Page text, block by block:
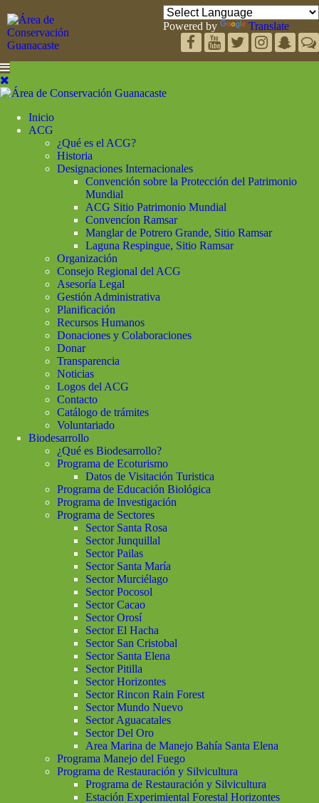
Powered by Translate
Inicio
ACG
¿Qué es el ACG?
Historia
Designaciones Internacionales
Convención sobre la Protección del Patrimonio
Mundial
ACG Sitio Patrimonio Mundial
Convencíon Ramsar
Manglar de Potrero Grande, Sitio Ramsar
Laguna Respingue, Sitio Ramsar
Organización
Consejo Regional del ACG
Asesoría Legal
Gestión Administrativa
Planificación
Recursos Humanos
Donaciones y Colaboraciones
Donar
Transparencia
Noticias
Logos del ACG
Contacto
Catálogo de trámites
Voluntariado
Biodesarrollo
¿Qué es Biodesarrollo?
Programa de Ecoturismo
Datos de Visitación Turistica
Programa de Educación Biológica
Programa de Investigación
Programa de Sectores
Sector Santa Rosa
Sector Junquillal
Sector Pailas
Sector Santa María
Sector Murciélago
Sector Pocosol
Sector Cacao
Sector Orosí
Sector El Hacha
Sector San Cristobal
Sector Santa Elena
Sector Pitilla
Sector Horizontes
Sector Rincon Rain Forest
Sector Mundo Nuevo
Sector Aguacatales
Sector Del Oro
Area Marina de Manejo Bahía Santa Elena
Programa Manejo del Fuego
Programa de Restauración y Silvicultura
Programa de Restauración y Silvicultura
Estación Experimiental Forestal Horizontes